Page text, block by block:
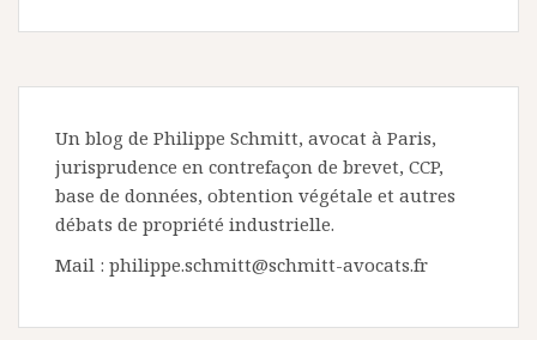
Un blog de Philippe Schmitt, avocat à Paris,
jurisprudence en contrefaçon de brevet, CCP,
base de données, obtention végétale et autres
débats de propriété industrielle.
Mail : philippe.schmitt@schmitt-avocats.fr